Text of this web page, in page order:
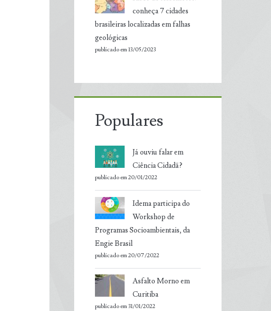
conheça 7 cidades
brasileiras localizadas em falhas
geológicas
publicado em 13/05/2023
Populares
Já ouviu falar em
Ciência Cidadã?
publicado em 20/01/2022
Idema participa do
Workshop de
Programas Socioambientais, da
Engie Brasil
publicado em 20/07/2022
Asfalto Morno em
Curitiba
publicado em 31/01/2022